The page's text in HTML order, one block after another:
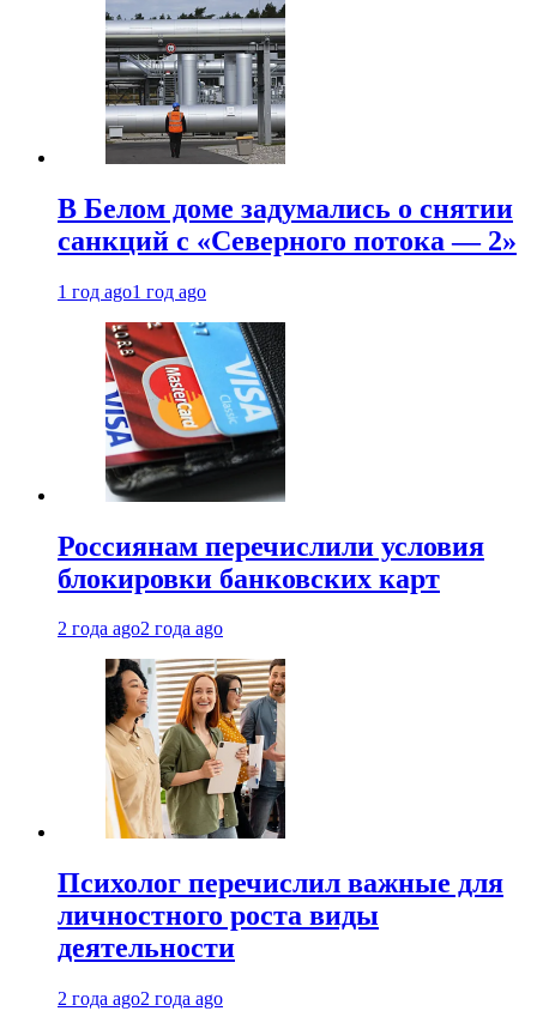
В Белом доме задумались о снятии
санкций с «Северного потока — 2»
1 год ago1 год ago
Россиянам перечислили условия
блокировки банковских карт
2 года ago2 года ago
Психолог перечислил важные для
личностного роста виды
деятельности
2 года ago2 года ago